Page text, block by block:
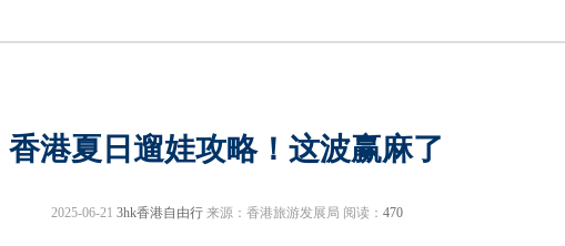
香港夏日遛娃攻略！这波赢麻了
2025-06-21 3hk香港自由行来源：香港旅游发展局 阅读： 470